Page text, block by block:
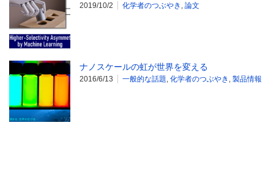
2019/10/2 化学者のつぶやき 論文
ナノスケールの虹が世界を変える
2016/6/13 一般的な話題 化学者のつぶやき 製品情報